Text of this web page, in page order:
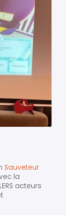
Sauveteur
la
acteurs